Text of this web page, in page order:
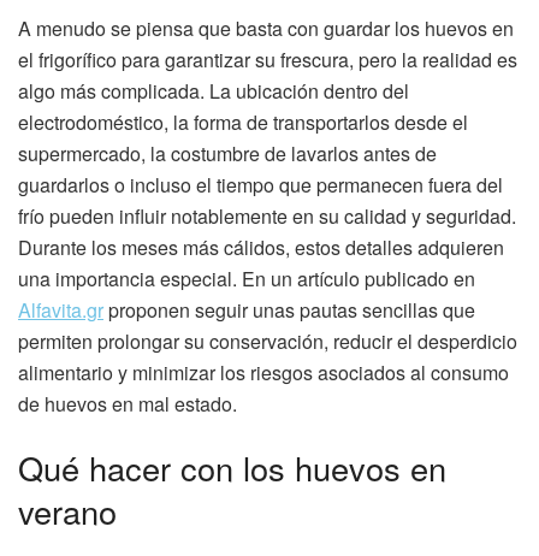
A menudo se piensa que basta con guardar los huevos en
el frigorífico para garantizar su frescura, pero la realidad es
algo más complicada. La ubicación dentro del
electrodoméstico, la forma de transportarlos desde el
supermercado, la costumbre de lavarlos antes de
guardarlos o incluso el tiempo que permanecen fuera del
frío pueden influir notablemente en su calidad y seguridad.
Durante los meses más cálidos, estos detalles adquieren
una importancia especial. En un artículo publicado en
Alfavita.grproponen seguir unas pautas sencillas que
permiten prolongar su conservación, reducir el desperdicio
alimentario y minimizar los riesgos asociados al consumo
de huevos en mal estado.
Qué hacer con los huevos en
verano